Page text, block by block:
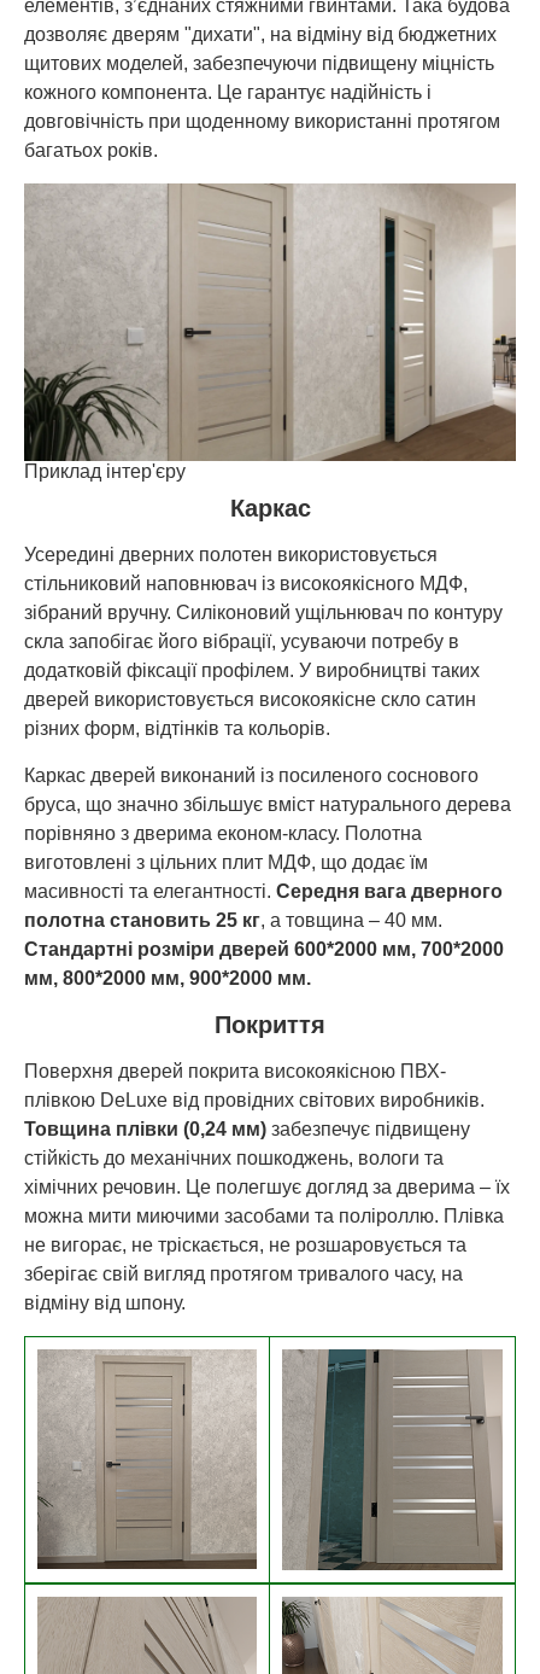
елементів, з’єднаних стяжними гвинтами. Така будова
дозволяє дверям "дихати", на відміну від бюджетних
щитових моделей, забезпечуючи підвищену міцність
кожного компонента. Це гарантує надійність і
довговічність при щоденному використанні протягом
багатьох років.
Приклад інтер'єру
Каркас
Усередині дверних полотен використовується
стільниковий наповнювач із високоякісного МДФ,
зібраний вручну. Силіконовий ущільнювач по контуру
скла запобігає його вібрації, усуваючи потребу в
додатковій фіксації профілем. У виробництві таких
дверей використовується високоякісне скло сатин
різних форм, відтінків та кольорів.
Каркас дверей виконаний із посиленого соснового
бруса, що значно збільшує вміст натурального дерева
порівняно з дверима економ-класу. Полотна
виготовлені з цільних плит МДФ, що додає їм
масивності та елегантності. Середня вага дверного
полотна становить 25 кг, а товщина – 40 мм.
Стандартні розміри дверей 600*2000 мм, 700*2000
мм, 800*2000 мм, 900*2000 мм.
Покриття
Поверхня дверей покрита високоякісною ПВХ-
плівкою DeLuxe від провідних світових виробників.
Товщина плівки (0,24 мм) забезпечує підвищену
стійкість до механічних пошкоджень, вологи та
хімічних речовин. Це полегшує догляд за дверима – їх
можна мити миючими засобами та поліроллю. Плівка
не вигорає, не тріскається, не розшаровується та
зберігає свій вигляд протягом тривалого часу, на
відміну від шпону.